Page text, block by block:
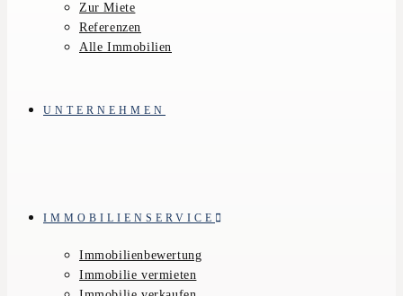
Zur Miete
Referenzen
Alle Immobilien
UNTERNEHMEN
IMMOBILIENSERVICE
Immobilienbewertung
Immobilie vermieten